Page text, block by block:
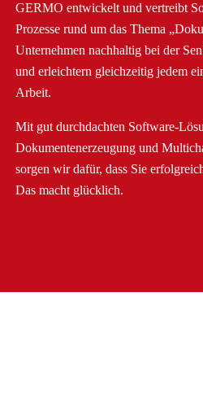
GERMO entwickelt und vertreibt
Prozesse rund um das Thema
Unternehmen nachhaltig bei der
und erleichtern gleichzeitig jedem
Arbeit.
Mit gut durchdachten Software-
Dokumentenerzeugung und
sorgen wir dafür, dass Sie
Das macht glücklich.